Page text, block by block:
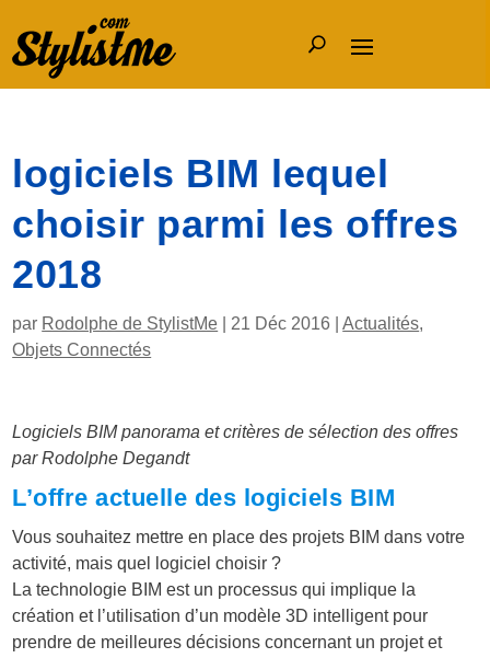
logiciels BIM lequel
choisir parmi les offres
2018
par Rodolphe de StylistMe 21 Déc 2016 |Actualités,
Objets Connectés
Logiciels BIM panorama et critères de sélection des offres
par Rodolphe Degandt
L’offre actuelle des logiciels BIM
Vous souhaitez mettre en place des projets BIM dans votre
activité, mais quel logiciel choisir ?
La technologie BIM est un processus qui implique la
création et l’utilisation d’un modèle 3D intelligent pour
prendre de meilleures décisions concernant un projet et